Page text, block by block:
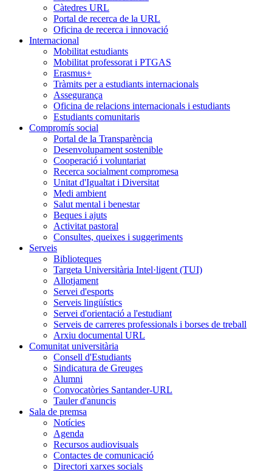
Càtedres URL
Portal de recerca de la URL
Oficina de recerca i innovació
Internacional
Mobilitat estudiants
Mobilitat professorat i PTGAS
Erasmus+
Tràmits per a estudiants internacionals
Assegurança
Oficina de relacions internacionals i estudiants
Estudiants comunitaris
Compromís social
Portal de la Transparència
Desenvolupament sostenible
Cooperació i voluntariat
Recerca socialment compromesa
Unitat d'Igualtat i Diversitat
Medi ambient
Salut mental i benestar
Beques i ajuts
Activitat pastoral
Consultes, queixes i suggeriments
Serveis
Biblioteques
Targeta Universitària Intel·ligent (TUI)
Allotjament
Servei d'esports
Serveis lingüístics
Servei d'orientació a l'estudiant
Serveis de carreres professionals i borses de treball
Arxiu documental URL
Comunitat universitària
Consell d'Estudiants
Sindicatura de Greuges
Alumni
Convocatòries Santander-URL
Tauler d'anuncis
Sala de premsa
Notícies
Agenda
Recursos audiovisuals
Contactes de comunicació
Directori xarxes socials